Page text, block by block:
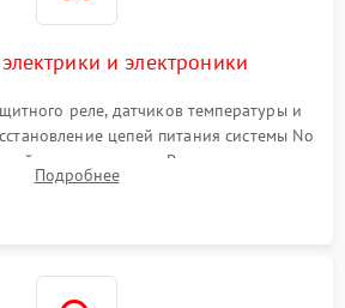
и электроники
реле, датчиков температуры и
цепей питания системы No
и вентилятор. Ремонт или замена
при сбоях алгоритмов.
Подробнее